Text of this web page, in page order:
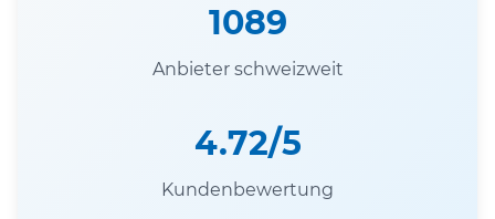
1089
Anbieter schweizweit
4.72/5
Kundenbewertung